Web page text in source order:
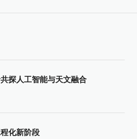
探人工智能与天文融合
化新阶段